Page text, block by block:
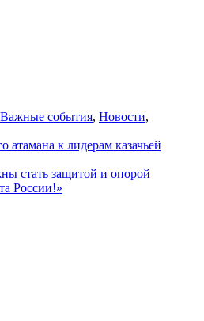
Важные события, Новости,
атамана к лидерам казачьей
стать защитой и опорой
России!»